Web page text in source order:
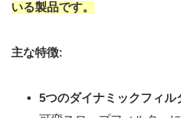
いる製品です。
主な特徴:
5つのダイナミックフィル